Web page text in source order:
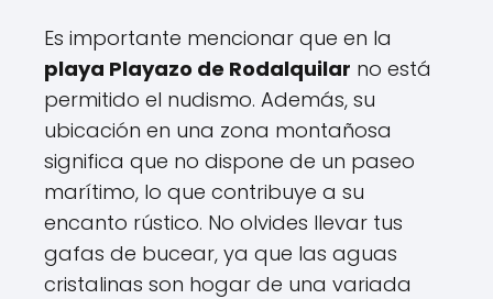
Es importante mencionar que en la
playa Playazo de Rodalquilar no está
permitido el nudismo. Además, su
ubicación en una zona montañosa
significa que no dispone de un paseo
marítimo, lo que contribuye a su
encanto rústico. No olvides llevar tus
gafas de bucear, ya que las aguas
cristalinas son hogar de una variada